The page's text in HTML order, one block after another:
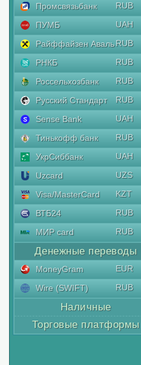
Промсвязьбанк
RUB
ПУМБ
UAH
Райффайзен АвальRUB
РНКБ
RUB
Россельхозбанк
RUB
Русский Стандарт
RUB
Sense Bank
UAH
Тинькофф банк
RUB
УкрСиббанк
UAH
Uzcard
UZS
Visa/MasterCard
KZT
ВТБ24
RUB
МИР card
RUB
Денежные переводы
MoneyGram
EUR
Wire (SWIFT)
RUB
Наличные
Торговые платформы